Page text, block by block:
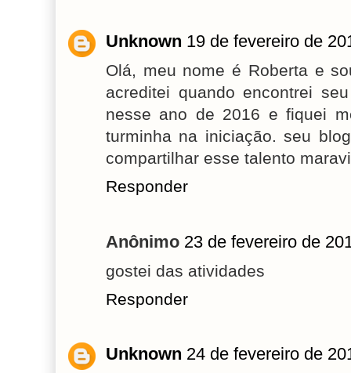
Unknown 19 de fevereiro de
Olá, meu nome é Roberta e
acreditei quando encontrei
nesse ano de 2016 e fiquei
turminha na iniciação. seu
compartilhar esse talento
Responder
Anônimo 23 de fevereiro de
gostei das atividades
Responder
Unknown 24 de fevereiro de